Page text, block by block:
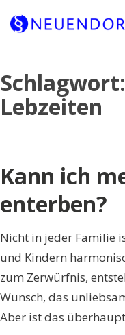
to
content
Schlagwort:
Lebzeiten
Kann ich
enterben?
Nicht in jeder Familie
und Kindern
zum Zerwürfnis,
Wunsch, das
Aber ist das